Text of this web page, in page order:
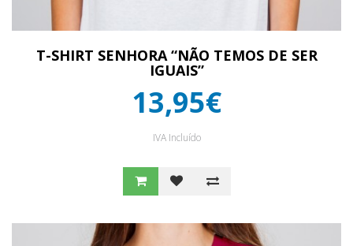
T-SHIRT SENHORA “NÃO TEMOS DE SER
IGUAIS”
13,95€
IVA Incluído